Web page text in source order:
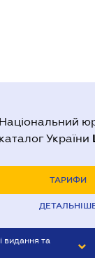
Національний
каталог України
ТАРИФИ
видання та